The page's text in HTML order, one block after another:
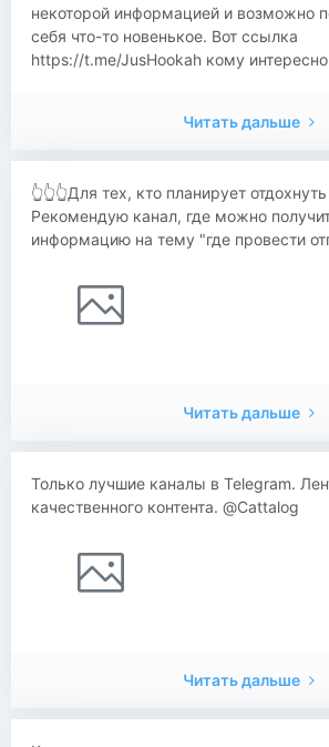
некоторой информацией и возможно
себя что-то новенькое. Вот ссылка
https://t.me/JusHookah кому
Читать дальше
👆👆👆Для тех, кто планирует
Рекомендую канал, где можно
информацию на тему "где провести
Читать дальше
Только лучшие каналы в Telegram.
качественного контента. @Cattalog
Читать дальше